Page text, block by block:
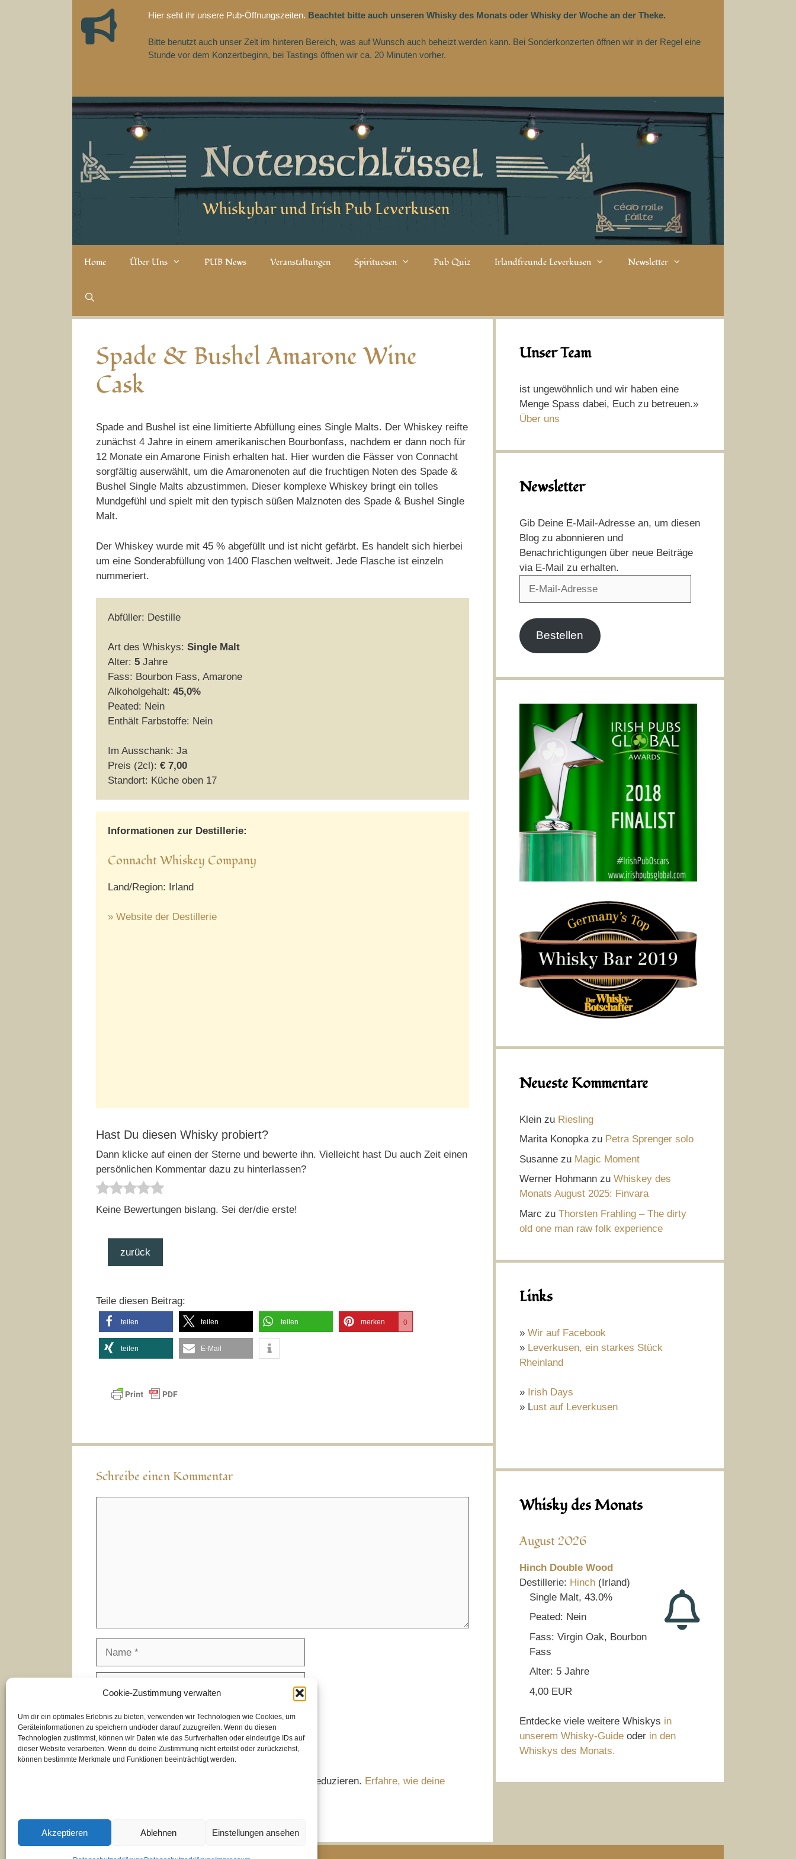
Cookie-Zustimmung verwalten
Um dir ein optimales Erlebnis zu bieten, verwenden wir Technologien wie Cookies, um
Geräteinformationen zu speichern und/oder darauf zuzugreifen. Wenn du diesen
Technologien zustimmst, können wir Daten wie das Surfverhalten oder eindeutige IDs auf
dieser Website verarbeiten. Wenn du deine Zustimmung nicht erteilst oder zurückziehst,
können bestimmte Merkmale und Funktionen beeinträchtigt werden.
Akzeptieren Ablehnen Einstellungen ansehen
Hier seht ihr unsere Pub-Öffnungszeiten. Beachtet bitte auch unseren Whisky des Monats oder Whisky der Woche an der Theke.
Bitte benutzt auch unser Zelt im hinteren Bereich, was auf Wunsch auch beheizt werden kann. Bei Sonderkonzerten öffnen wir in der Regel eine
Stunde vor dem Konzertbeginn, bei Tastings öffnen wir ca. 20 Minuten vorher.
Whiskybar und Irish Pub Leverkusen
Home Über Uns PUB News Veranstaltungen Spirituosen Pub Quiz Irlandfreunde Leverkusen Newsletter
Spade & Bushel Amarone Wine
Cask
Spade and Bushel ist eine limitierte Abfüllung eines Single Malts. Der Whiskey reifte
zunächst 4 Jahre in einem amerikanischen Bourbonfass, nachdem er dann noch für
12 Monate ein Amarone Finish erhalten hat. Hier wurden die Fässer von Connacht
sorgfältig auserwählt, um die Amaronenoten auf die fruchtigen Noten des Spade &
Bushel Single Malts abzustimmen. Dieser komplexe Whiskey bringt ein tolles
Mundgefühl und spielt mit den typisch süßen Malznoten des Spade & Bushel Single
Malt.
Der Whiskey wurde mit 45 % abgefüllt und ist nicht gefärbt. Es handelt sich hierbei
um eine Sonderabfüllung von 1400 Flaschen weltweit. Jede Flasche ist einzeln
nummeriert.
Abfüller: Destille
Art des Whiskys: Single Malt
Alter: 5 Jahre
Fass: Bourbon Fass, Amarone
Alkoholgehalt: 45,0%
Peated: Nein
Enthält Farbstoffe: Nein
Im Ausschank: Ja
Preis (2cl): € 7,00
Standort: Küche oben 17
Informationen zur Destillerie:
Connacht Whiskey Company
Land/Region: Irland
» Website der Destillerie
Hast Du diesen Whisky probiert?
Dann klicke auf einen der Sterne und bewerte ihn. Vielleicht hast Du auch Zeit einen
persönlichen Kommentar dazu zu hinterlassen?
Keine Bewertungen bislang. Sei der/die erste!
zurück
Teile diesen Beitrag:
teilen teilen teilen merken 0
teilen E-Mail
Schreibe einen Kommentar
E-
Mail-
Website
Diese Website verwendet Akismet, um Spam zu reduzieren. Erfahre, wie deine
Unser Team
ist ungewöhnlich und wir haben eine
Menge Spass dabei, Euch zu betreuen.»
Über uns
Newsletter
Gib Deine E-Mail-Adresse an, um diesen
Blog zu abonnieren und
Benachrichtigungen über neue Beiträge
via E-Mail zu erhalten.
Bestellen
Neueste Kommentare
Klein zu Riesling
Marita Konopkazu Petra Sprenger solo
Susanne zu Magic Moment
Werner Hohmann zu Whiskey des
Monats August 2025: Finvara
Marc zu Thorsten Frahling – The dirty
old one man raw folk experience
Links
» Wir auf Facebook
» Leverkusen, ein starkes Stück
Rheinland
» Irish Days
» Lust auf Leverkusen
Whisky des Monats
August 2026
Hinch Double Wood
Destillerie: Hinch (Irland)
Single Malt, 43.0%
Peated: Nein
Fass: Virgin Oak, Bourbon
Fass
Alter: 5 Jahre
4,00 EUR
Entdecke viele weitere Whiskys in
unserem Whisky-Guide oder in den
Whiskys des Monats.